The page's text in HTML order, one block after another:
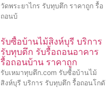
วัดพระยาไกร รับทุบตึก ราคาถูก รื้อ
ถอนบ้
รับซื้อบ้านไม้สิงห์บุรี บริการ
รับทุบตึก รับรื้อถอนอาคาร
รื้อถอนบ้าน ราคาถูก
รับเหมาทุบตึก.com รับซื้อบ้านไม้
สิงห์บุรี บริการ รับทุบตึก รื้อถอนโกดั